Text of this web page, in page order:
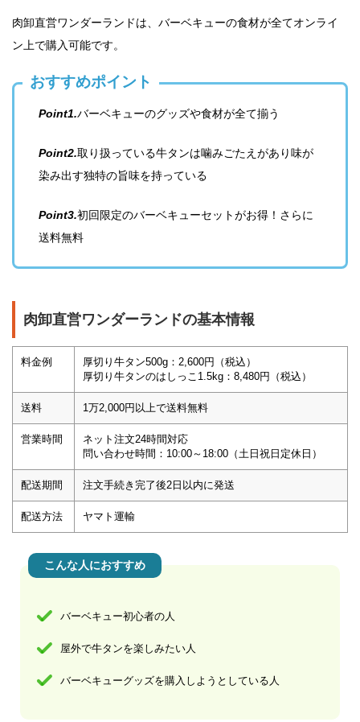
肉卸直営ワンダーランドは、バーベキューの食材が全てオンライ
ン上で購入可能です。
おすすめポイント
Point1.バーベキューのグッズや食材が全て揃う
Point2.取り扱っている牛タンは噛みごたえがあり味が
染み出す独特の旨味を持っている
Point3.初回限定のバーベキューセットがお得！さらに
送料無料
肉卸直営ワンダーランドの基本情報
料金例
厚切り牛タン500g：2,600円（税込）
厚切り牛タンのはしっこ1.5kg：8,480円（税込）
送料 1万2,000円以上で送料無料
営業時間
ネット注文24時間対応
問い合わせ時間：10:00～18:00（土日祝日定休日）
配送期間 注文手続き完了後2日以内に発送
配送方法 ヤマト運輸
こんな人におすすめ
バーベキュー初心者の人
屋外で牛タンを楽しみたい人
バーベキューグッズを購入しようとしている人